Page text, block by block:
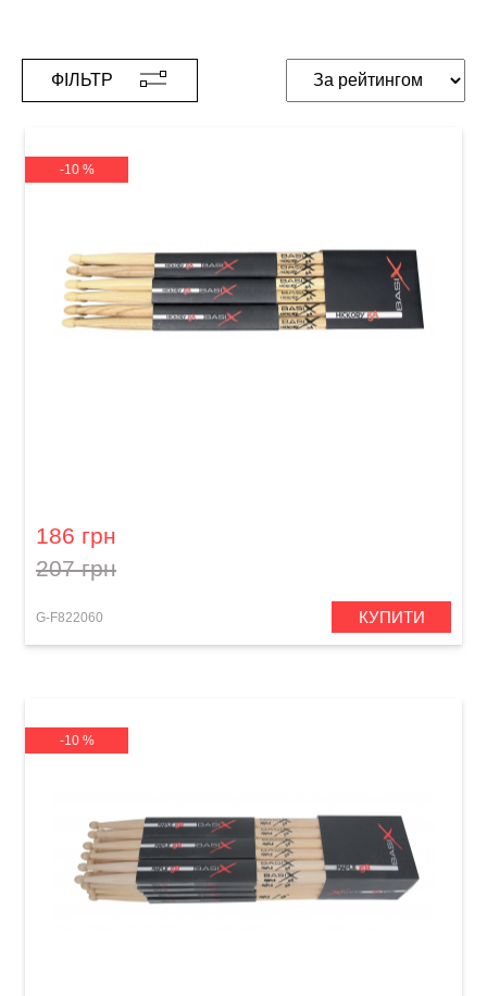
ФІЛЬТР
-10 %
186 грн
207 грн
G-F822060 КУПИТИ
-10 %